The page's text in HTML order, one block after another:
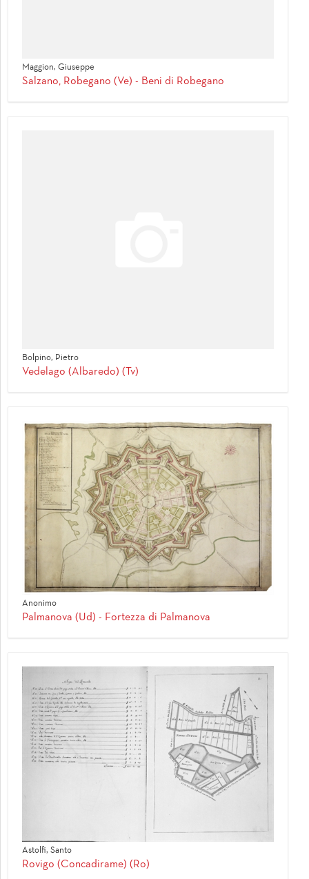
Maggion, Giuseppe
Salzano, Robegano (Ve) - Beni di Robegano
Bolpino, Pietro
Vedelago (Albaredo) (Tv)
Anonimo
Palmanova (Ud) - Fortezza di Palmanova
Astolfi, Santo
Rovigo (Concadirame) (Ro)